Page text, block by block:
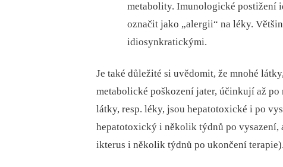
metabolity. Imunologické postižení
označit jako „alergii“ na léky.
idiosynkratickými.
Je také důležité si uvědomit, že mnohé
metabolické poškození jater, účinkují až
látky, resp. léky, jsou hepatotoxické i po
hepatotoxický i několik týdnů po
ikterus i několik týdnů po ukončení terapie).